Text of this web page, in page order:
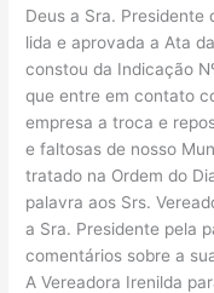
Deus a Sra. Presidente
lida e aprovada a Ata
constou da Indicação
que entre em contato
empresa a troca e
e faltosas de nosso
tratado na Ordem do
palavra aos Srs.
a Sra. Presidente pela
comentários sobre a
A Vereadora Irenilda